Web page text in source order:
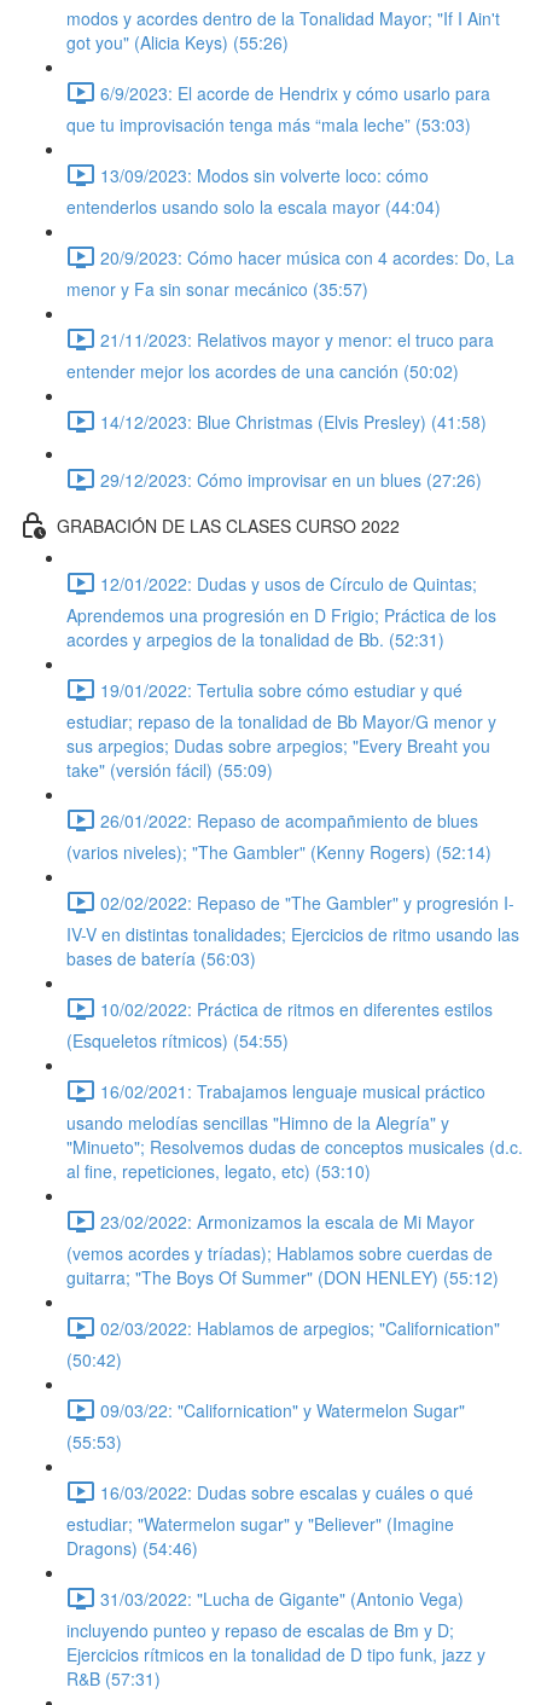
modos y acordes dentro de la Tonalidad Mayor; "If I Ain't
got you" (Alicia Keys) (55:26)
6/9/2023: El acorde de Hendrix y cómo usarlo para
que tu improvisación tenga más “mala leche” (53:03)
13/09/2023: Modos sin volverte loco: cómo
entenderlos usando solo la escala mayor (44:04)
20/9/2023: Cómo hacer música con 4 acordes: Do, La
menor y Fa sin sonar mecánico (35:57)
21/11/2023: Relativos mayor y menor: el truco para
entender mejor los acordes de una canción (50:02)
14/12/2023: Blue Christmas (Elvis Presley) (41:58)
29/12/2023: Cómo improvisar en un blues (27:26)
GRABACIÓN DE LAS CLASES CURSO 2022
12/01/2022: Dudas y usos de Círculo de Quintas;
Aprendemos una progresión en D Frigio; Práctica de los
acordes y arpegios de la tonalidad de Bb. (52:31)
19/01/2022: Tertulia sobre cómo estudiar y qué
estudiar; repaso de la tonalidad de Bb Mayor/G menor y
sus arpegios; Dudas sobre arpegios; "Every Breaht you
take" (versión fácil) (55:09)
26/01/2022: Repaso de acompañmiento de blues
(varios niveles); "The Gambler" (Kenny Rogers) (52:14)
02/02/2022: Repaso de "The Gambler" y progresión I-
IV-V en distintas tonalidades; Ejercicios de ritmo usando las
bases de batería (56:03)
10/02/2022: Práctica de ritmos en diferentes estilos
(Esqueletos rítmicos) (54:55)
16/02/2021: Trabajamos lenguaje musical práctico
usando melodías sencillas "Himno de la Alegría" y
"Minueto"; Resolvemos dudas de conceptos musicales (d.c.
al fine, repeticiones, legato, etc) (53:10)
23/02/2022: Armonizamos la escala de Mi Mayor
(vemos acordes y tríadas); Hablamos sobre cuerdas de
guitarra; "The Boys Of Summer" (DON HENLEY) (55:12)
02/03/2022: Hablamos de arpegios; "Californication"
(50:42)
09/03/22: "Californication" y Watermelon Sugar"
(55:53)
16/03/2022: Dudas sobre escalas y cuáles o qué
estudiar; "Watermelon sugar" y "Believer" (Imagine
Dragons) (54:46)
31/03/2022: "Lucha de Gigante" (Antonio Vega)
incluyendo punteo y repaso de escalas de Bm y D;
Ejercicios rítmicos en la tonalidad de D tipo funk, jazz y
R&B (57:31)